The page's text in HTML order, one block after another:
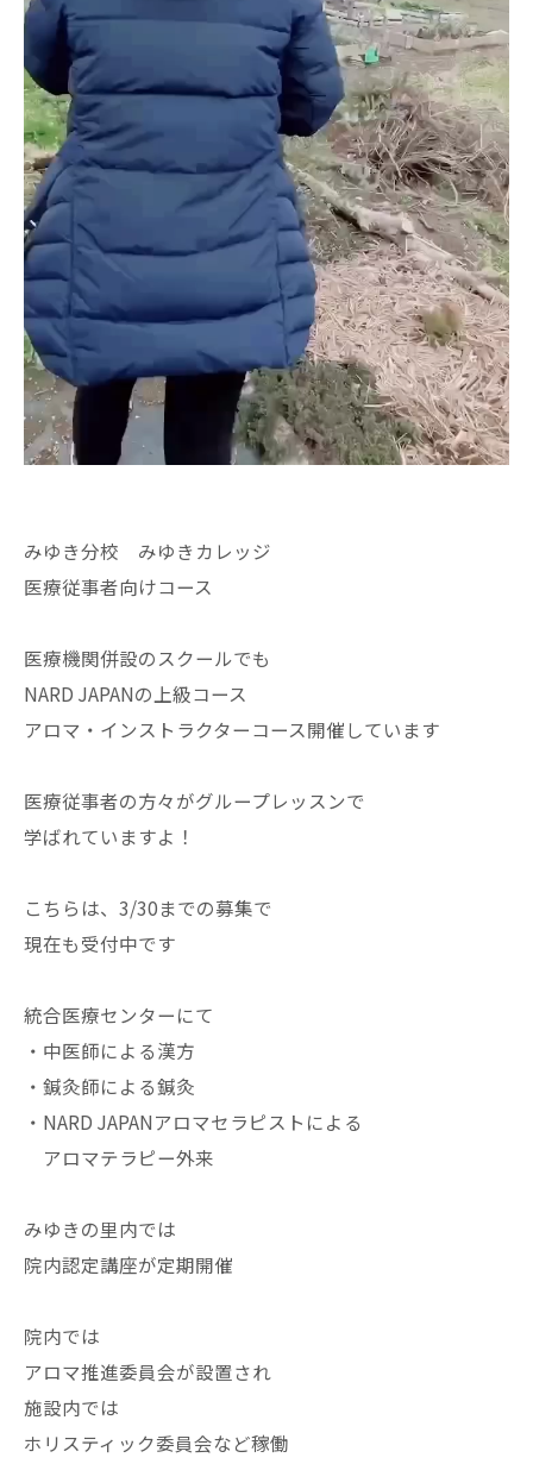
みゆき分校 みゆきカレッジ
医療従事者向けコース
医療機関併設のスクールでも
NARD JAPANの上級コース
アロマ・インストラクターコース開催しています
医療従事者の方々がグループレッスンで
学ばれていますよ！
こちらは、3/30までの募集で
現在も受付中です
統合医療センターにて
・中医師による漢方
・鍼灸師による鍼灸
・NARD JAPANアロマセラピストによる
アロマテラピー外来
みゆきの里内では
院内認定講座が定期開催
院内では
アロマ推進委員会が設置され
施設内では
ホリスティック委員会など稼働